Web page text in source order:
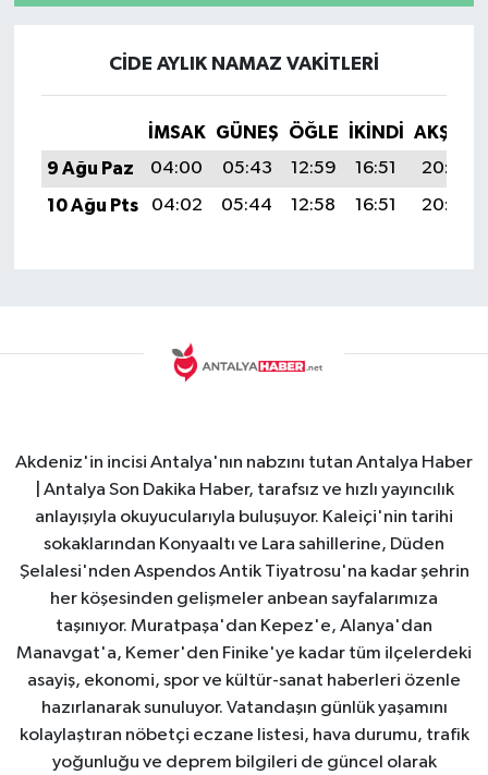
CIDE AYLIK NAMAZ VAKITLERI
İMSAK GÜNEŞ ÖĞLE İKINDI
AKŞAM
9 Ağu Paz
04:00 05:43 12:59 16:51
20:05
10 Ağu Pts
04:02 05:44 12:58 16:51 20:03
Akdeniz'in incisi Antalya'nın nabzını tutan Antalya Haber
| Antalya Son Dakika Haber, tarafsız ve hızlı yayıncılık
anlayışıyla okuyucularıyla buluşuyor. Kaleiçi'nin tarihi
sokaklarından Konyaaltı ve Lara sahillerine, Düden
Şelalesi'nden Aspendos Antik Tiyatrosu'na kadar şehrin
her köşesinden gelişmeler anbean sayfalarımıza
taşınıyor. Muratpaşa'dan Kepez'e, Alanya'dan
Manavgat'a, Kemer'den Finike'ye kadar tüm ilçelerdeki
asayiş, ekonomi, spor ve kültür-sanat haberleri özenle
hazırlanarak sunuluyor. Vatandaşın günlük yaşamını
kolaylaştıran nöbetçi eczane listesi, hava durumu, trafik
yoğunluğu ve deprem bilgileri de güncel olarak